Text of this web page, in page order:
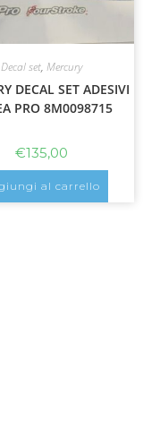
Decal set, Mercury
DECAL SET ADESIVI
PRO 8M0098715
€135,00
al carrello